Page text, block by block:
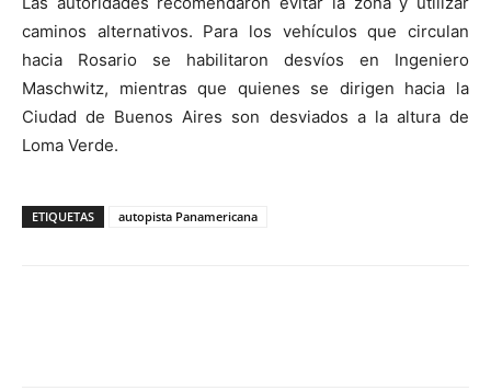
caminos alternativos. Para los vehículos que circulan
hacia Rosario se habilitaron desvíos en Ingeniero
Maschwitz, mientras que quienes se dirigen hacia la
Ciudad de Buenos Aires son desviados a la altura de
Loma Verde.
ETIQUETAS autopista Panamericana